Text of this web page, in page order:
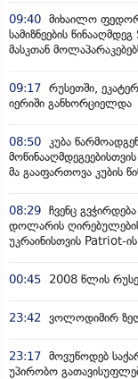
09:40 მიხაილო
სამიზნეების
მასკთან
09:17 რუსეთში,
იერიში განხორციელდა
08:50
კუბა
მა გააფართოვა კუბის
08:29 ჩვენც
დოლარის
უკრაინისთვის Patriot-
00:45 2008 წლის
23:42 ვოლოდიმირ
23:17 მოვუწოდებ
უპირობო